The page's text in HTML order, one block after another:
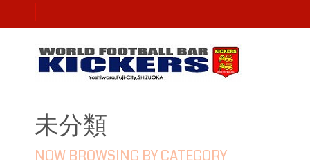
未分類
NOW BROWSING BY CATEGORY